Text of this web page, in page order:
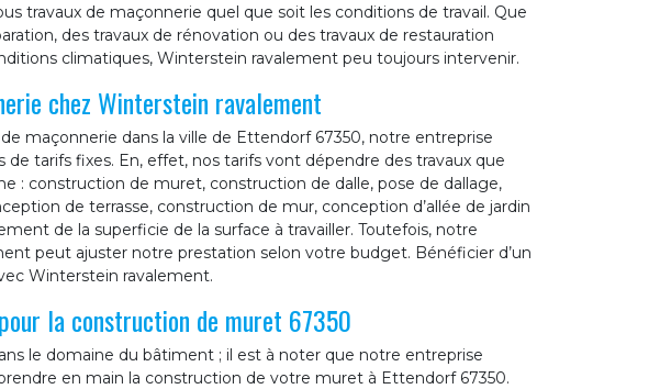
travaux de maçonnerie quel que soit les conditions de travail. Que
des travaux de rénovation ou des travaux de restauration
climatiques, Winterstein ravalement peu toujours intervenir.
chez Winterstein ravalement
maçonnerie dans la ville de Ettendorf 67350, notre entreprise
de tarifs fixes. En, effet, nos tarifs vont dépendre des travaux que
: construction de muret, construction de dalle, pose de dallage,
de terrasse, construction de mur, conception d’allée de jardin
de la superficie de la surface à travailler. Toutefois, notre
peut ajuster notre prestation selon votre budget. Bénéficier d’un
Winterstein ravalement.
la construction de muret 67350
le domaine du bâtiment ; il est à noter que notre entreprise
en main la construction de votre muret à Ettendorf 67350.